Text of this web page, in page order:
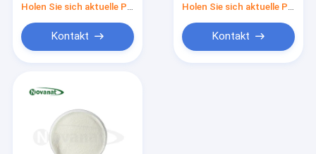
Fisch-Kollagen-Peptid
Holen Sie sich aktuelle Preis
Kontakt
Holen Sie sich aktuelle Preis
Kontakt